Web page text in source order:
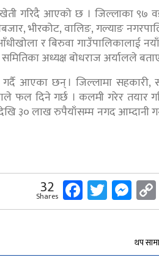
खेती गरिदै आएको छ । जिल्लाका ९७
भीरकोट, वालिङ, गल्याङ
र बिरुवा गाउँपालिकालाई
अध्यक्ष बोधराज अर्यालले
आएका छन् । जिल्लामा सहकारी,
फल दिने गर्छ । कलमी गरेर तयार
३० लाख रुपैयाँसम्म नगद आम्दानी
32
Shares Facebook
थप